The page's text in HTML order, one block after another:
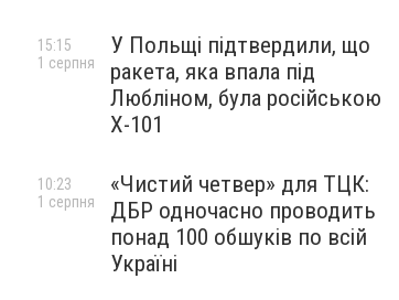
У Польщі підтвердили, що
ракета, яка впала під
Любліном, була російською
Х-101
15:15
1 серпня
«Чистий четвер» для ТЦК:
ДБР одночасно проводить
понад 100 обшуків по всій
Україні
10:23
1 серпня